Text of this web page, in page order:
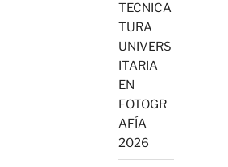
TECNICA
TURA
UNIVERS
ITARIA
EN
FOTOGR
AFÍA
2026